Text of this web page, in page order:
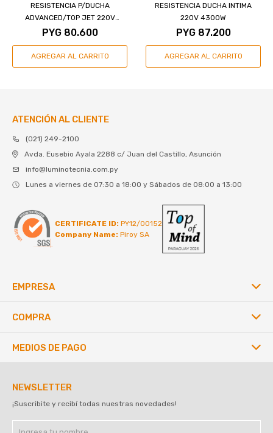
RESISTENCIA P/DUCHA
ADVANCED/TOP JET 220V
6000W
PYG 80.600
RESISTENCIA DUCHA INTIMA
220V 4300W
PYG 87.200
ATENCIÓN AL CLIENTE
(021) 249-2100
Avda. Eusebio Ayala 2288 c/ Juan del Castillo, Asunción
info@luminotecnia.com.py
Lunes a viernes de 07:30 a 18:00 y Sábados de 08:00 a 13:00
CERTIFICATE ID: PY12/00152
Company Name: Piroy SA
EMPRESA
COMPRA
NEWSLETTER
¡Suscribite y recibí todas nuestras novedades!
MEDIOS DE PAGO